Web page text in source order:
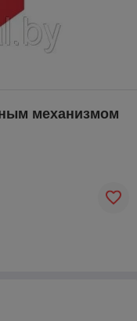
механизмом